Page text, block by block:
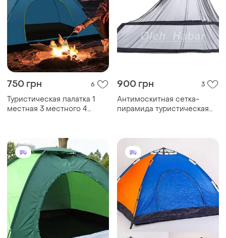
750 грн 6
Туристическая палатка 1
местная 3 местного 4
900 грн 3
Антимоскитная сетка-
пирамида туристическая